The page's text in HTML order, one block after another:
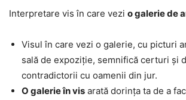
Interpretare vis în care vezi o galerie de
Visul în care vezi o galerie, cu picturi
sală de expoziție, semnifică certuri și
contradictorii cu oamenii din jur.
O galerie în vis arată dorința ta de a